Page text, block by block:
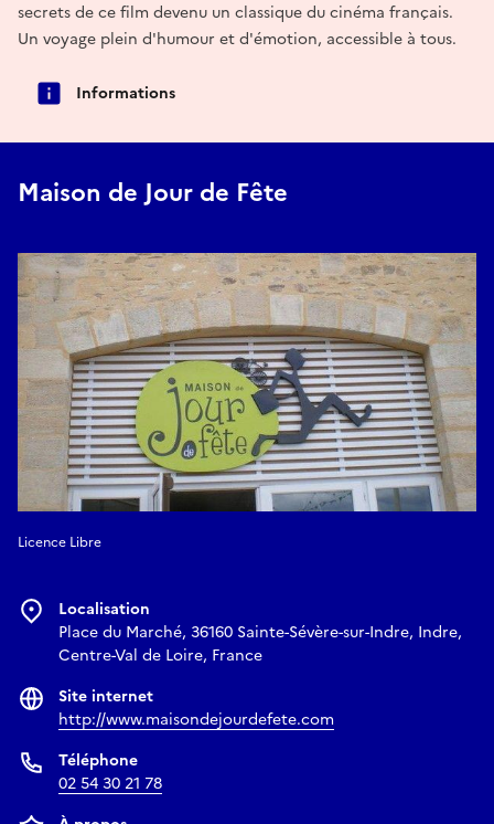
secrets de ce film devenu un classique du cinéma français.
Un voyage plein d'humour et d'émotion, accessible à tous.
Informations
Maison de Jour de Fête
Licence Libre
Localisation
Place du Marché, 36160 Sainte-Sévère-sur-Indre, Indre,
Centre-Val de Loire, France
Site internet
http://www.maisondejourdefete.com
Téléphone
02 54 30 21 78